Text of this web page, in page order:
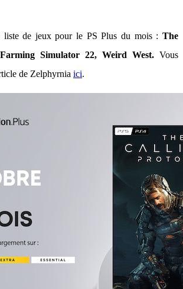
de jeux pour le PS Plus du mois : The
Simulator 22, Weird West. Vous
de Zelphyrnia ici.